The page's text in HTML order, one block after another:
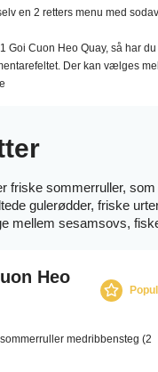
en 2 retters menu med
Goi Cuon Heo Quay, så har
Der kan vælges
friske sommerruller,
gulerødder, friske
mellem sesamsovs,
Heo
medribbensteg (2